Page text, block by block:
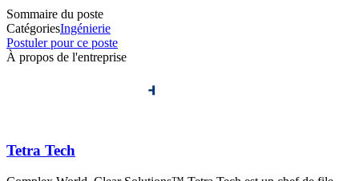
Sommaire du poste
CatégoriesIngénierie
Postuler pour ce poste
À propos de l'entreprise
Tetra Tech